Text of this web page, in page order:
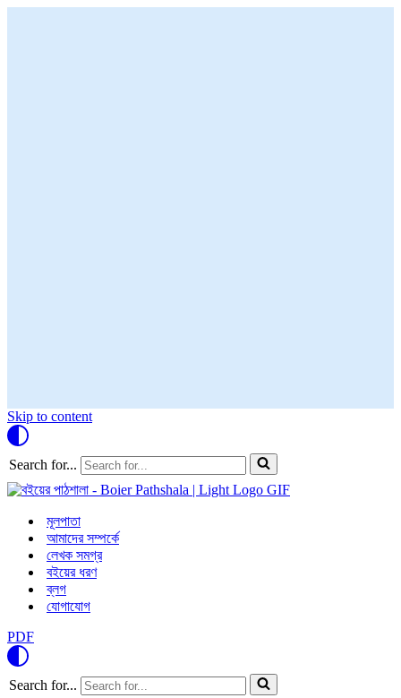
Skip to content
Search for...
মূলপাতা
আমাদের সম্পর্কে
লেখক সমগ্র
বইয়ের ধরণ
ব্লগ
যোগাযোগ
PDF
Search for...